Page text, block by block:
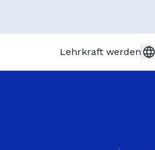
Lehrkraft werden